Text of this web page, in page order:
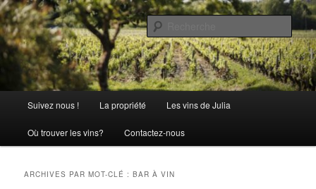
Aller
au
contenu
principal
Aller
au
contenu
secondaireChâteau Julia
La passion comme tradition
principal
Suivez nous ! La propriété Les vins de Julia
Où trouver les vins? Contactez-nous
ARCHIVES PAR MOT-CLÉ :BAR À VIN